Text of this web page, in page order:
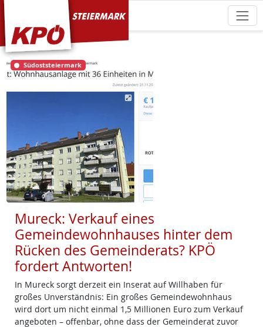
KPÖ Steiermark
Südoststeiermark
Mureck: Verkauf eines
Gemeindewohnhauses hinter dem
Rücken des Gemeinderats? KPÖ
fordert Antworten!
In Mureck sorgt derzeit ein Inserat auf Willhaben für
großes Unverständnis: Ein großes Gemeindewohnhaus
wird dort um nicht einmal 1,5 Millionen Euro zum Verkauf
angeboten – offenbar, ohne dass der Gemeinderat zuvor